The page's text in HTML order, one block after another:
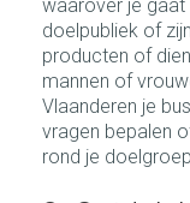
waarover je gaat
doelpubliek of
producten of
mannen of
Vlaanderen je
vragen bepalen
rond je